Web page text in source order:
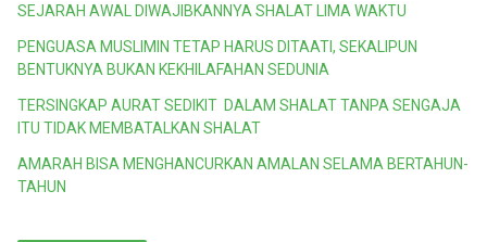
SEJARAH AWAL DIWAJIBKANNYA SHALAT LIMA WAKTU
PENGUASA MUSLIMIN TETAP HARUS DITAATI, SEKALIPUN
BENTUKNYA BUKAN KEKHILAFAHAN SEDUNIA
TERSINGKAP AURAT SEDIKIT DALAM SHALAT TANPA SENGAJA
ITU TIDAK MEMBATALKAN SHALAT
AMARAH BISA MENGHANCURKAN AMALAN SELAMA BERTAHUN-
TAHUN